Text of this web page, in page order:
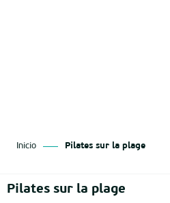
Inicio Pilates sur la plage
Pilates sur la plage